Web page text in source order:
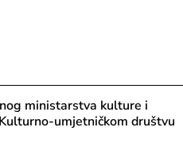
ministarstva kulture i
umjetničkom društvu